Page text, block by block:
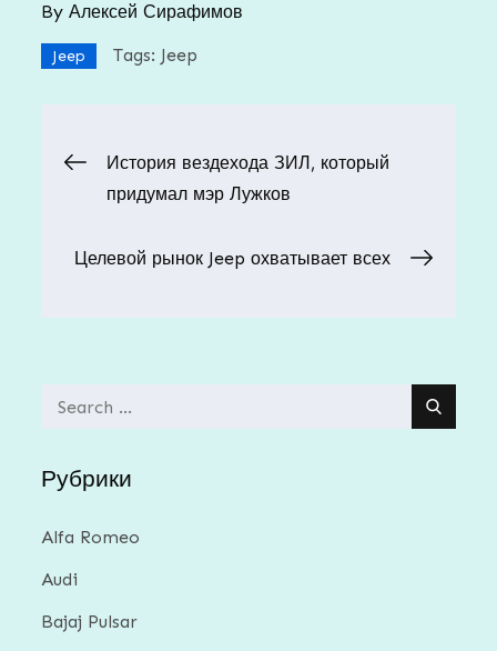
ByАлексей Сирафимов
Jeep Tags: Jeep
Навигация
записям
История вездехода ЗИЛ, который
придумал мэр Лужков
Целевой рынок Jeep охватывает всех
Search
Рубрики
Alfa Romeo
Audi
Bajaj Pulsar